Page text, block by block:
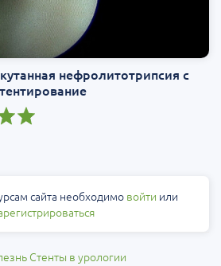
нефролитотрипсия с
сайта необходимо войти или
Стенты в урологии